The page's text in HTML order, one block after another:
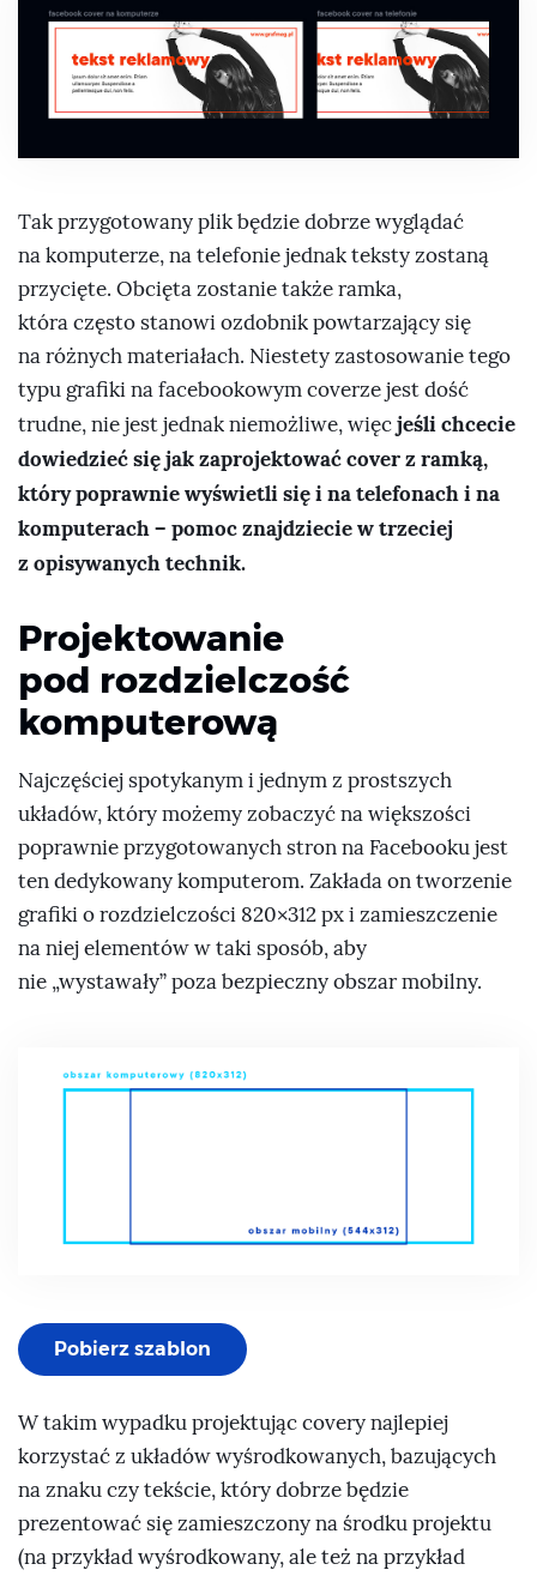
Tak przygotowany plik będzie dobrze wyglądać
na komputerze, na telefonie jednak teksty zostaną
przycięte. Obcięta zostanie także ramka,
która często stanowi ozdobnik powtarzający się
na różnych materiałach. Niestety zastosowanie tego
typu grafiki na facebookowym coverze jest dość
trudne, nie jest jednak niemożliwe, więcjeśli chcecie
dowiedzieć się jak zaprojektować cover z ramką,
który poprawnie wyświetli się i na telefonach i na
komputerach – pomoc znajdziecie w trzeciej
z opisywanych technik.
Projektowanie
pod rozdzielczość
komputerową
Najczęściej spotykanym i jednym z prostszych
układów, który możemy zobaczyć na większości
poprawnie przygotowanych stron na Facebooku jest
ten dedykowany komputerom. Zakłada on tworzenie
grafiki o rozdzielczości 820×312 px i zamieszczenie
na niej elementów w taki sposób, aby
nie „wystawały” poza bezpieczny obszar mobilny.
Pobierz szablon
W takim wypadku projektując covery najlepiej
korzystać z układów wyśrodkowanych, bazujących
na znaku czy tekście, który dobrze będzie
prezentować się zamieszczony na środku projektu
(na przykład wyśrodkowany, ale też na przykład